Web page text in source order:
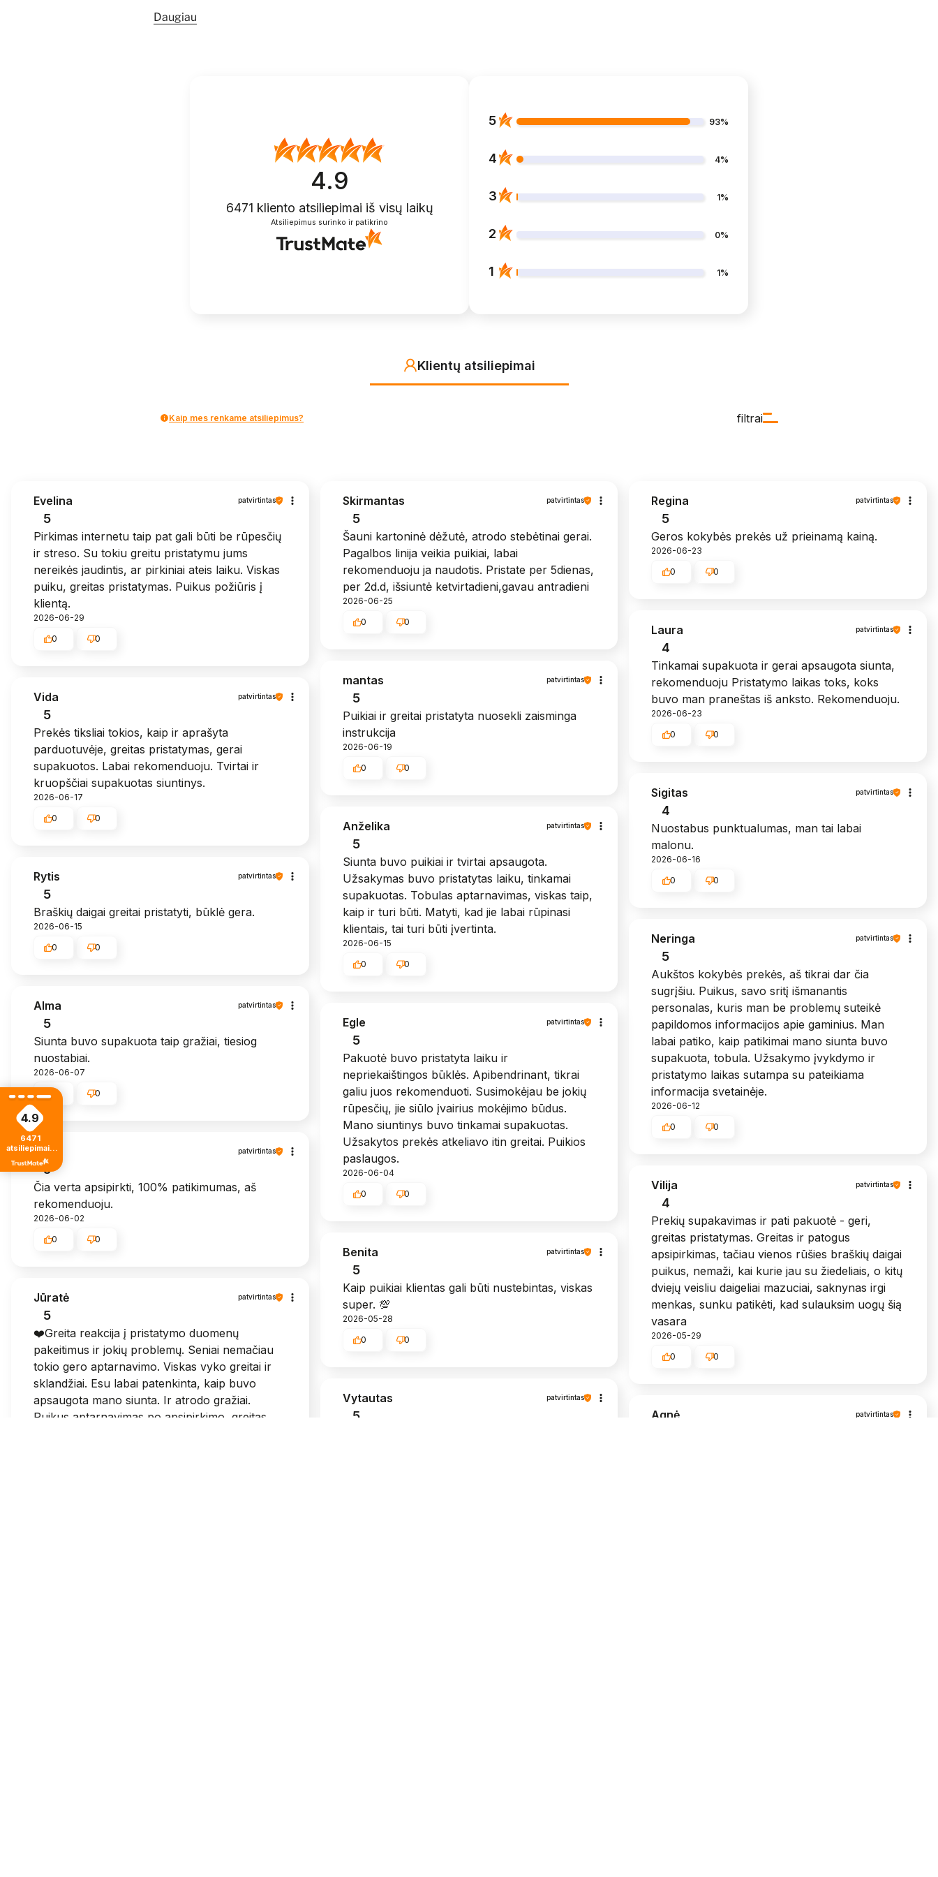
Daugiau
4.9
6471 kliento atsiliepimai iš visų laikų
Atsiliepimus surinko ir patikrino
5 93%
4 4%
3 1%
2 0%
1 1%
Klientų atsiliepimai
filtrai
Kaip mes renkame atsiliepimus?
Evelina patvirtintas
5
Pirkimas internetu taip pat gali būti be rūpesčių
ir streso. Su tokiu greitu pristatymu jums
nereikės jaudintis, ar pirkiniai ateis laiku. Viskas
puiku, greitas pristatymas. Puikus požiūris į
klientą.
2026-06-29
0 0
Skirmantas patvirtintas
5
Šauni kartoninė dėžutė, atrodo stebėtinai gerai.
Pagalbos linija veikia puikiai, labai
rekomenduoju ja naudotis. Pristate per 5dienas,
per 2d.d, išsiuntė ketvirtadieni,gavau antradieni
2026-06-25
0 0
Regina patvirtintas
5
Geros kokybės prekės už prieinamą kainą.
2026-06-23
0 0
Laura patvirtintas
4
Tinkamai supakuota ir gerai apsaugota siunta,
rekomenduoju Pristatymo laikas toks, koks
buvo man praneštas iš anksto. Rekomenduoju.
2026-06-23
0 0
mantas patvirtintas
5
Puikiai ir greitai pristatyta nuosekli zaisminga
instrukcija
2026-06-19
0 0
Vida patvirtintas
5
Prekės tiksliai tokios, kaip ir aprašyta
parduotuvėje, greitas pristatymas, gerai
supakuotos. Labai rekomenduoju. Tvirtai ir
kruopščiai supakuotas siuntinys.
2026-06-17
0 0
Sigitas patvirtintas
4
Nuostabus punktualumas, man tai labai
malonu.
2026-06-16
0 0
Anželika patvirtintas
5
Siunta buvo puikiai ir tvirtai apsaugota.
Užsakymas buvo pristatytas laiku, tinkamai
supakuotas. Tobulas aptarnavimas, viskas taip,
kaip ir turi būti. Matyti, kad jie labai rūpinasi
klientais, tai turi būti įvertinta.
2026-06-15
0 0
Rytis patvirtintas
5
Braškių daigai greitai pristatyti, būklė gera.
2026-06-15
0 0
Neringa patvirtintas
5
Aukštos kokybės prekės, aš tikrai dar čia
sugrįšiu. Puikus, savo sritį išmanantis
personalas, kuris man be problemų suteikė
papildomos informacijos apie gaminius. Man
labai patiko, kaip patikimai mano siunta buvo
supakuota, tobula. Užsakymo įvykdymo ir
pristatymo laikas sutampa su pateikiama
informacija svetainėje.
2026-06-12
0 0
Alma patvirtintas
5
Siunta buvo supakuota taip gražiai, tiesiog
nuostabiai.
2026-06-07
0
Egle patvirtintas
5
Pakuotė buvo pristatyta laiku ir
nepriekaištingos būklės. Apibendrinant, tikrai
galiu juos rekomenduoti. Susimokėjau be jokių
rūpesčių, jie siūlo įvairius mokėjimo būdus.
Mano siuntinys buvo tinkamai supakuotas.
Užsakytos prekės atkeliavo itin greitai. Puikios
paslaugos.
2026-06-04
0 0
Zita patvirtintas
5
Čia verta apsipirkti, 100% patikimumas, aš
rekomenduoju.
2026-06-02
0 0
Vilija patvirtintas
4
Prekių supakavimas ir pati pakuotė - geri,
greitas pristatymas. Greitas ir patogus
apsipirkimas, tačiau vienos rūšies braškių daigai
puikus, nemaži, kai kurie jau su žiedeliais, o kitų
dviejų veisliu daigeliai mazuciai, saknynas irgi
menkas, sunku patikėti, kad sulauksim uogų šią
vasara
2026-05-29
0 0
Benita patvirtintas
5
Kaip puikiai klientas gali būti nustebintas, viskas
super. 💯
2026-05-28
0 0
Jūratė patvirtintas
5
❤️Greita reakcija į pristatymo duomenų
pakeitimus ir jokių problemų. Seniai nemačiau
tokio gero aptarnavimo. Viskas vyko greitai ir
sklandžiai. Esu labai patenkinta, kaip buvo
apsaugota mano siunta. Ir atrodo gražiai.
Puikus aptarnavimas po apsipirkimo, greitas
Vytautas patvirtintas
5 Agnė patvirtintas
4.9
6471
atsiliepimais
iš visų laikų